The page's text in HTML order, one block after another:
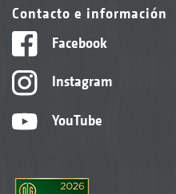
Contacto e información
Facebook
Instagram
YouTube